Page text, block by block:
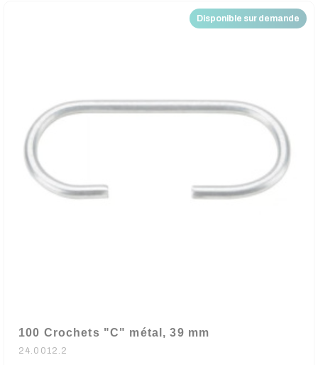
Disponible sur demande
100 Crochets "C" métal, 39 mm
24.0012.2